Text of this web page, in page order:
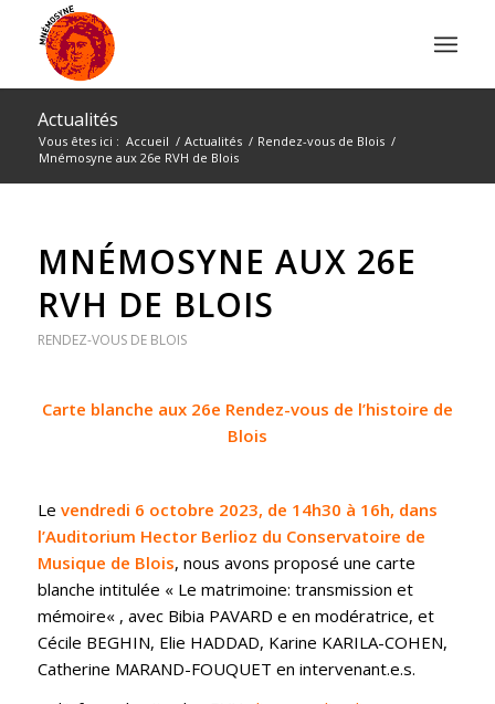
Actualités
Vous êtes ici : Accueil / Actualités / Rendez-vous de Blois /
Mnémosyne aux 26e RVH de Blois
MNÉMOSYNE AUX 26E
RVH DE BLOIS
RENDEZ-VOUS DE BLOIS
Carte blanche aux 26e Rendez-vous de l’histoire de
Blois
Le vendredi 6 octobre 2023, de 14h30 à 16h, dans
l’Auditorium Hector Berlioz du Conservatoire de
Musique de Blois, nous avons proposé une carte
blanche intitulée « Le matrimoine: transmission et
mémoire« , avec Bibia PAVARD e en modératrice, et
Cécile BEGHIN, Elie HADDAD, Karine KARILA-COHEN,
Catherine MARAND-FOUQUET en intervenant.e.s.